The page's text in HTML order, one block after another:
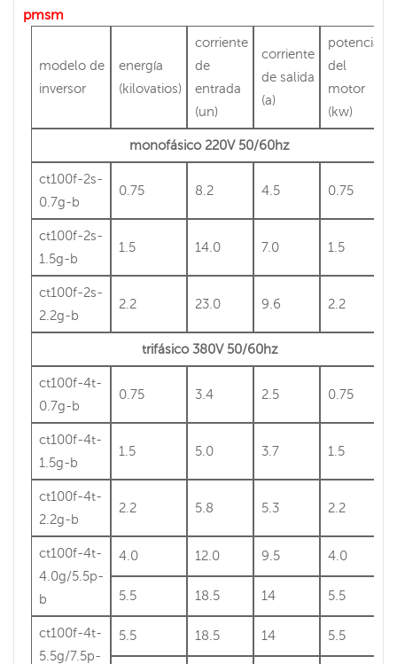
pmsm
modelo de
inversor
energía
(kilovatios)
corriente
de
entrada
(un)
corriente
de salida
(a)
potencia
del
motor
(kw)
monofásico 220V 50/60hz
ct100f-2s-
0.7g-b
0.75 8.2 4.5 0.75
ct100f-2s-
1.5g-b
1.5 14.0 7.0 1.5
ct100f-2s-
2.2g-b
2.2 23.0 9.6 2.2
trifásico 380V 50/60hz
ct100f-4t-
0.7g-b
0.75 3.4 2.5 0.75
ct100f-4t-
1.5g-b
1.5 5.0 3.7 1.5
ct100f-4t-
2.2g-b
2.2 5.8 5.3 2.2
ct100f-4t-
4.0g/5.5p-
b
4.0 12.0 9.5 4.0
5.5 18.5 14 5.5
ct100f-4t-
5.5g/7.5p-
5.5 18.5 14 5.5